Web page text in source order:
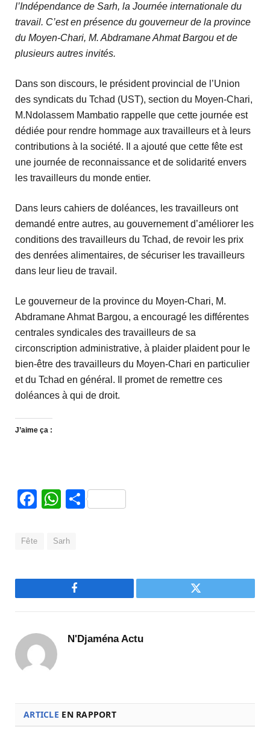
l’Indépendance de Sarh, la Journée internationale du
travail. C’est en présence du gouverneur de la province
du Moyen-Chari, M. Abdramane Ahmat Bargou et de
plusieurs autres invités.
Dans son discours, le président provincial de l’Union
des syndicats du Tchad (UST), section du Moyen-Chari,
M.Ndolassem Mambatio rappelle que cette journée est
dédiée pour rendre hommage aux travailleurs et à leurs
contributions à la société. Il a ajouté que cette fête est
une journée de reconnaissance et de solidarité envers
les travailleurs du monde entier.
Dans leurs cahiers de doléances, les travailleurs ont
demandé entre autres, au gouvernement d’améliorer les
conditions des travailleurs du Tchad, de revoir les prix
des denrées alimentaires, de sécuriser les travailleurs
dans leur lieu de travail.
Le gouverneur de la province du Moyen-Chari, M.
Abdramane Ahmat Bargou, a encouragé les différentes
centrales syndicales des travailleurs de sa
circonscription administrative, à plaider plaident pour le
bien-être des travailleurs du Moyen-Chari en particulier
et du Tchad en général. Il promet de remettre ces
doléances à qui de droit.
J’aime ça :
Facebook
WhatsApp
Partager
Fête Sarh
Facebook Twitter
N'Djaména Actu
ARTICLE EN RAPPORT